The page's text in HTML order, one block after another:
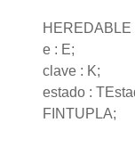
HEREDABLE
e : E;
clave : K;
estado :
FINTUPLA;